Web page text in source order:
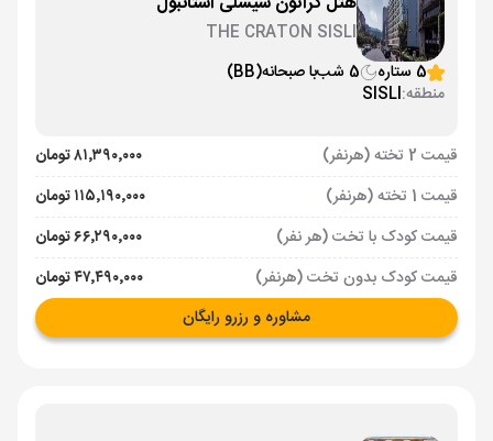
THE CRATON SISLI
5 ستاره
5 شب با صبحانه(BB)
منطقه:SISLI
قیمت 2 تخته (هرنفر)
۸۱٬۳۹۰٬۰۰۰ تومان
قیمت 1 تخته (هرنفر)
۱۱۵٬۱۹۰٬۰۰۰ تومان
قیمت کودک با تخت (هر نفر)
۶۶٬۲۹۰٬۰۰۰ تومان
قیمت کودک بدون تخت (هرنفر)
۴۷٬۴۹۰٬۰۰۰ تومان
مشاوره و رزرو رایگان